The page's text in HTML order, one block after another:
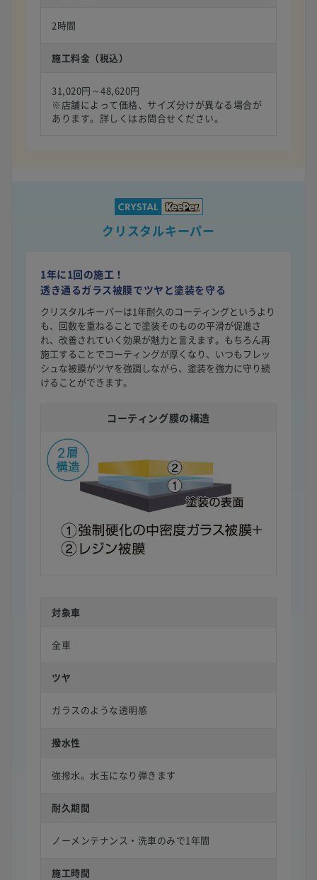
2時間
施工料金（税込）
31,020円～48,620円
※店舗によって価格、サイズ分けが異なる場合が
あります。詳しくはお問合せください。
クリスタルキーパー
1年に1回の施工！
透き通るガラス被膜でツヤと塗装を守る
クリスタルキーパーは1年耐久のコーティングというより
も、回数を重ねることで塗装そのものの平滑が促進さ
れ、改善されていく効果が魅力と言えます。もちろん再
施工することでコーティングが厚くなり、いつもフレッ
シュな被膜がツヤを強調しながら、塗装を強力に守り続
けることができます。
コーティング膜の構造
対象車
全車
ツヤ
ガラスのような透明感
撥水性
強撥水。水玉になり弾きます
耐久期間
ノーメンテナンス・洗車のみで1年間
施工時間